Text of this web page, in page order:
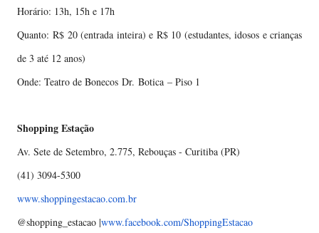
Horário: 13h, 15h e 17h
Quanto: R$ 20 (entrada inteira) e R$ 10 (estudantes, idosos e crianças
de 3 até 12 anos)
Onde: Teatro de Bonecos Dr. Botica – Piso 1
Shopping Estação
Av. Sete de Setembro, 2.775, Rebouças - Curitiba (PR)
(41) 3094-5300
www.shoppingestacao.com.br
@shopping_estacao |www.facebook.com/ShoppingEstacao